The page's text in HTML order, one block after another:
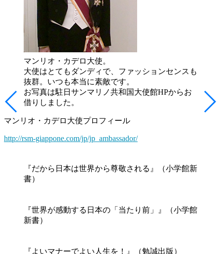
マンリオ・カデロ大使。
大使はとてもダンディで、ファッションセンスも
抜群。いつも本当に素敵です。
お写真は駐日サンマリノ共和国大使館HPからお
借りしました。
マンリオ・カデロ大使プロフィール
http://rsm-giappone.com/jp/jp_ambassador/
『だから日本は世界から尊敬される』（小学館新
書）
『世界が感動する日本の「当たり前」』（小学館
新書）
『よいマナーでよい人生を！』（勉誠出版）